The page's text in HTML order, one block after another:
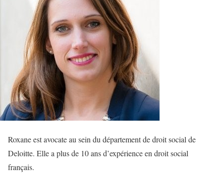
Roxane est avocate au sein du département de droit social de
Deloitte. Elle a plus de 10 ans d’expérience en droit social
français.